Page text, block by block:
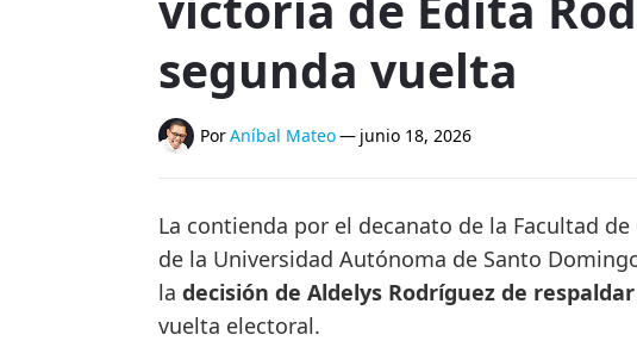
segunda vuelta
PorAníbal Mateo— junio 18, 2026
La contienda por el decanato de la Facultad de
de la Universidad Autónoma de Santo
la decisión de Aldelys Rodríguez de
vuelta electoral.